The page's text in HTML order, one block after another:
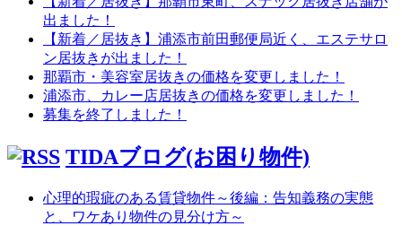
出ました！
【新着／居抜き】浦添市前田郵便局近く、エステサロ
ン居抜きが出ました！
那覇市・美容室居抜きの価格を変更しました！
浦添市、カレー店居抜きの価格を変更しました！
募集を終了しました！
TIDAブログ(お困り物件)
心理的瑕疵のある賃貸物件～後編：告知義務の実態
と、ワケあり物件の見分け方～